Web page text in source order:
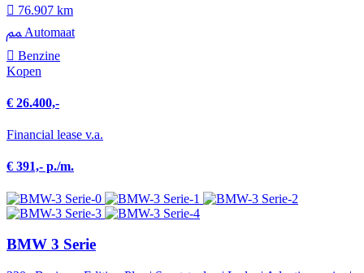
76.907 km
Automaat
Benzine
Kopen
€ 26.400,-
Financial lease v.a.
€ 391,- p./m.
BMW 3 Serie